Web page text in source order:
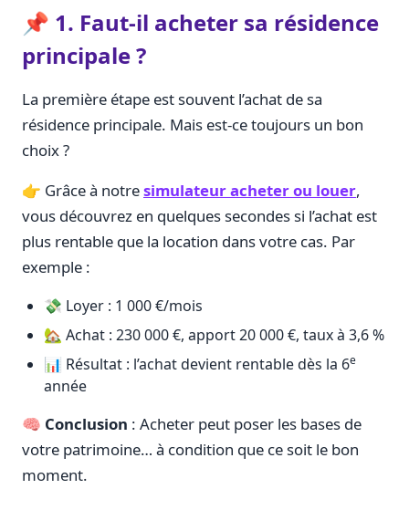
📌 1. Faut-il acheter sa résidence
principale ?
La première étape est souvent l’achat de sa
résidence principale. Mais est-ce toujours un bon
choix ?
👉 Grâce à notresimulateur acheter ou louer,
vous découvrez en quelques secondes si l’achat est
plus rentable que la location dans votre cas. Par
exemple :
💸 Loyer : 1 000 €/mois
🏡 Achat : 230 000 €, apport 20 000 €, taux à 3,6 %
📊 Résultat : l’achat devient rentable dès la 6e
année
🧠 Conclusion : Acheter peut poser les bases de
votre patrimoine… à condition que ce soit le bon
moment.